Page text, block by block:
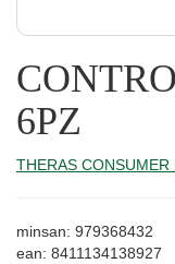
6PZ
THERAS CONSUMER
minsan: 979368432
ean: 8411134138927